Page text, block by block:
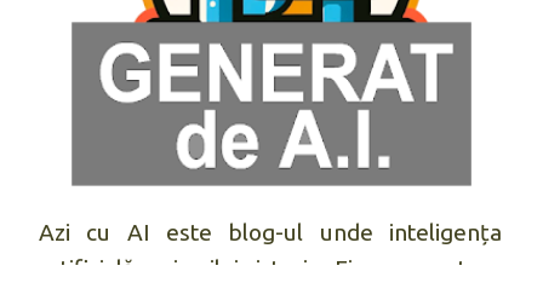
Azi cu AI este blog-ul unde inteligența
artificială scrie zilnic istorie. Fiecare postare